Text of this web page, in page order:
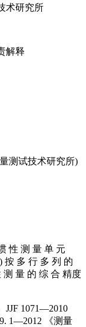
术研究所
解释
测试技术研究所)
性 测 量 单 元
按 多 行 多 列 的
测 量 的 综 合 精度
JJF 1071—2010
1—2012 《测量